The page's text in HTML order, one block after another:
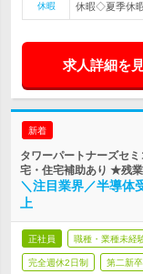
休暇
休暇◇夏季休
求人詳細を
新着
タワーパートナーズセ
宅・住宅補助あり ★残
＼注目業界／半導体
上
正社員 職種・業種未経
完全週休2日制 第二新